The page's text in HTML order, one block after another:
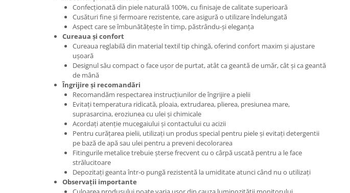
Confecționată din piele naturală 100%, cu finisaje de calitate superioară
Cusături fine și fermoare rezistente, care asigură o utilizare îndelungată
Aspect care se îmbunătățește în timp, păstrându-și eleganța
Cureaua și confort
Cureaua reglabilă din material textil tip chingă, oferind confort maxim și ajustare
ușoară
Designul său compact o face ușor de purtat, atât ca geantă de umăr, cât și ca geantă
de mână
Îngrijire și recomandări
Recomandăm respectarea instrucțiunilor de îngrijire a pielii
Evitați temperatura ridicată, ploaia, extrudarea, plierea, presiunea mare,
suprasarcina, eroziunea cu ulei și chimicale
Acordați atenție mucegaiului și contactului cu acizii
Pentru curățarea pielii, utilizați un produs special pentru piele și evitați detergentii
pe bază de apă sau ulei pentru a preveni decolorarea
Fitingurile metalice trebuie șterse frecvent cu o cârpă uscată pentru a le face
strălucitoare
Depozitați geanta într-o pungă rezistentă la umiditate atunci când nu o utilizați
Observații importante